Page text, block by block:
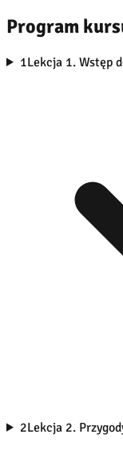
Program
1Lekcja 1. Wstęp
2Lekcja 2.